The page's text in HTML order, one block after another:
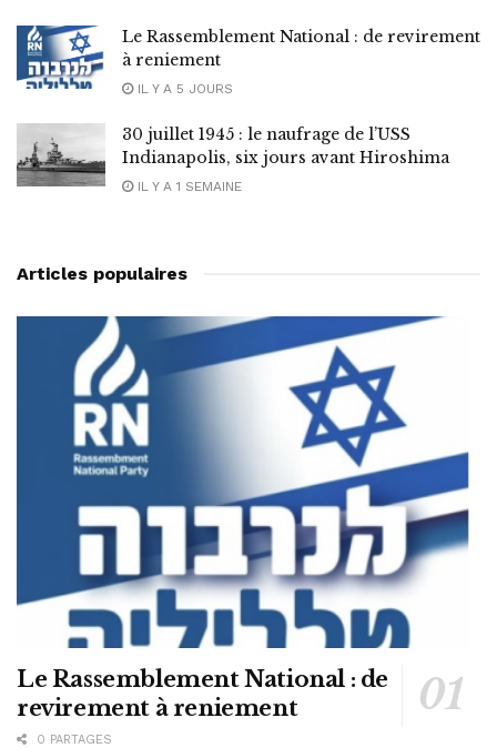
Le Rassemblement National : de revirement
à reniement
IL Y A 5 JOURS
30 juillet 1945 : le naufrage de l’USS
Indianapolis, six jours avant Hiroshima
IL Y A 1 SEMAINE
Articles populaires
Le Rassemblement National : de
revirement à reniement
0 PARTAGES